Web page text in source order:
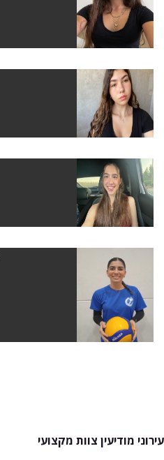
עירוני מודיעין צוות מקצועי